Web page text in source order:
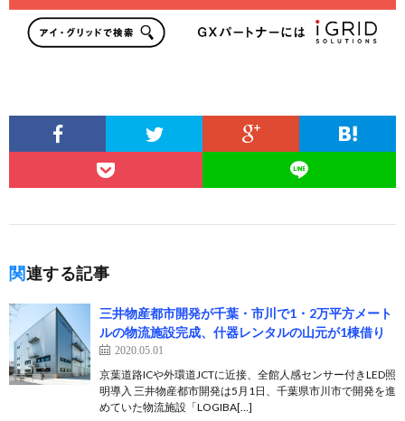
関連する記事
三井物産都市開発が千葉・市川で1・2万平方メート
ルの物流施設完成、什器レンタルの山元が1棟借り
2020.05.01
京葉道路ICや外環道JCTに近接、全館人感センサー付きLED照
明導入 三井物産都市開発は5月1日、千葉県市川市で開発を進
めていた物流施設「LOGIBA[…]